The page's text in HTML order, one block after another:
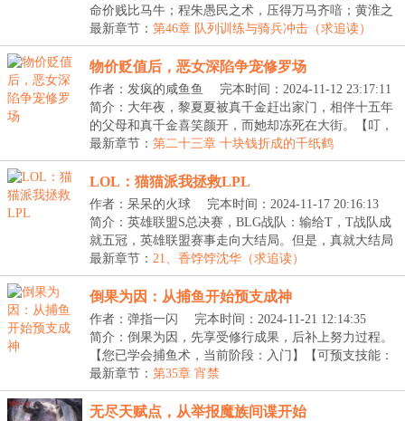
命价贱比马牛；程朱愚民之术，压得万马齐喑；黄淮之
间...
最新章节： 第46章 队列训练与骑兵冲击（求追读）
物价贬值后，恶女深陷争宠修罗场
作者：发疯的咸鱼鱼
完本时间：2024-11-12 23:17:11
简介：大年夜，黎夏夏被真千金赶出家门，相伴十五年
的父母和真千金喜笑颜开，而她却冻死在大街。【叮，
恭...
最新章节： 第二十三章 十块钱折成的千纸鹤
LOL：猫猫派我拯救LPL
作者：呆呆的火球
完本时间：2024-11-17 20:16:13
简介：英雄联盟S总决赛，BLG战队：输给T，T战队成
就五冠，英雄联盟赛事走向大结局。但是，真就大结局
了吗...
最新章节： 21、香饽饽沈华（求追读）
倒果为因：从捕鱼开始预支成神
作者：弹指一闪
完本时间：2024-11-21 12:14:35
简介：倒果为因，先享受修行成果，后补上努力过程。
【您已学会捕鱼术，当前阶段：入门】【可预支技能：
捕...
最新章节： 第35章 宵禁
无尽天赋点，从举报魔族间谍开始